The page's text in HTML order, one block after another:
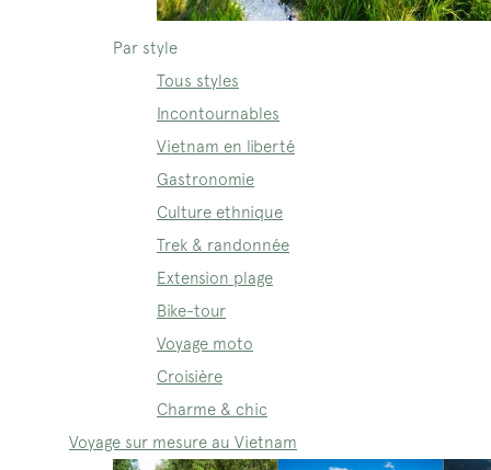
Par style
Tous styles
Incontournables
Vietnam en liberté
Gastronomie
Culture ethnique
Trek & randonnée
Extension plage
Bike-tour
Voyage moto
Croisière
Charme & chic
Voyage sur mesure au Vietnam